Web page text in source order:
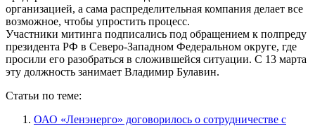
организацией, а сама распределительная компания делает все
возможное, чтобы упростить процесс.
Участники митинга подписались под обращением к полпреду
президента РФ в Северо-Западном Федеральном округе, где
просили его разобраться в сложившейся ситуации. С 13 марта
эту должность занимает Владимир Булавин.
Статьи по теме:
ОАО «Ленэнерго» договорилось о сотрудничестве с